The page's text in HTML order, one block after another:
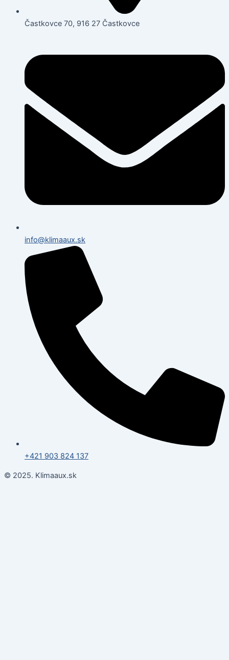
Častkovce 70, 916 27 Častkovce
info@klimaaux.sk
+421 903 824 137
© 2025. Klimaaux.sk